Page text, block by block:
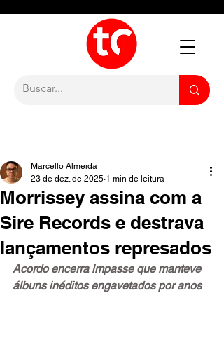
Morrissey assina com a
Sire Records e destrava
lançamentos represados
Marcello Almeida
23 de dez. de 2025 1 min de leitura
Acordo encerra impasse que manteve
álbuns inéditos engavetados por anos